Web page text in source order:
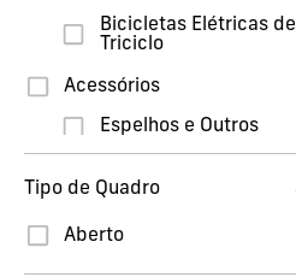
Bicicletas Elétricas de
Triciclo
Acessórios
Espelhos e Outros
Capacetes Junior
Tipo de Quadro
Aberto